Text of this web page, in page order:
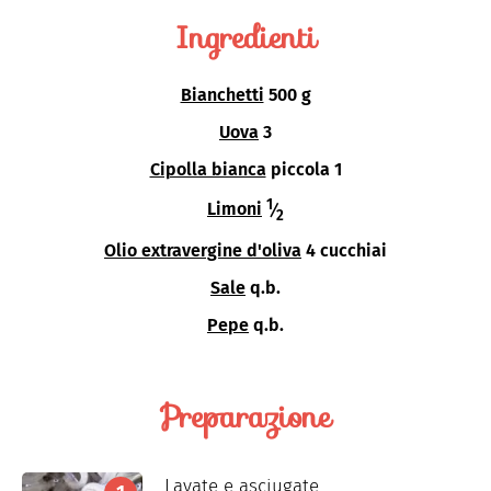
Ingredienti
Bianchetti 500 g
Uova 3
Cipolla bianca piccola 1
Limoni 1⁄2
Olio extravergine d'oliva 4 cucchiai
Sale q.b.
Pepe q.b.
Preparazione
Lavate e asciugate